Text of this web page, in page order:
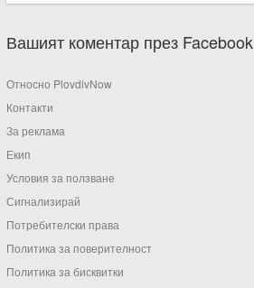
Вашият коментар през Facebook
Относно PlovdivNow
Контакти
За реклама
Екип
Условия за ползване
Сигнализирай
Потребителски права
Политика за поверителност
Политика за бисквитки